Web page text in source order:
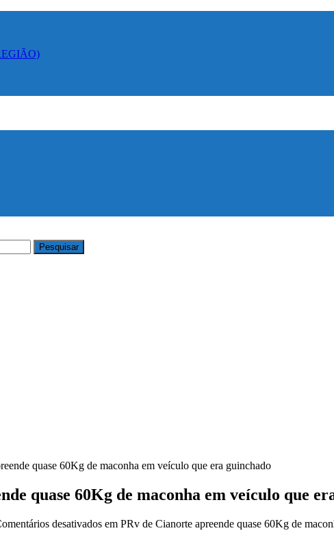
quase 60Kg de maconha em veículo que era guinchado
quase 60Kg de maconha em veículo que
desativados em PRv de Cianorte apreende quase 60Kg de